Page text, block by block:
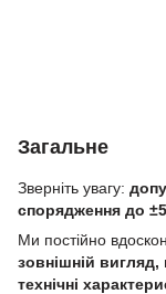
Загальне
Зверніть увагу:
спорядження до
Ми постійно
зовнішній вигляд,
технічні